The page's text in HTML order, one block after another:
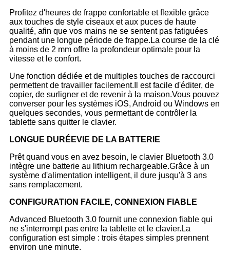
Profitez d'heures de frappe confortable et flexible grâce
aux touches de style ciseaux et aux puces de haute
qualité, afin que vos mains ne se sentent pas fatiguées
pendant une longue période de frappe.La course de la clé
à moins de 2 mm offre la profondeur optimale pour la
vitesse et le confort.
Une fonction dédiée et de multiples touches de raccourci
permettent de travailler facilement.Il est facile d'éditer, de
copier, de surligner et de revenir à la maison.Vous pouvez
converser pour les systèmes iOS, Android ou Windows en
quelques secondes, vous permettant de contrôler la
tablette sans quitter le clavier.
LONGUE DURÉEVIE DE LA BATTERIE
Prêt quand vous en avez besoin, le clavier Bluetooth 3.0
intègre une batterie au lithium rechargeable.Grâce à un
système d'alimentation intelligent, il dure jusqu'à 3 ans
sans remplacement.
CONFIGURATION FACILE, CONNEXION FIABLE
Advanced Bluetooth 3.0 fournit une connexion fiable qui
ne s'interrompt pas entre la tablette et le clavier.La
configuration est simple : trois étapes simples prennent
environ une minute.